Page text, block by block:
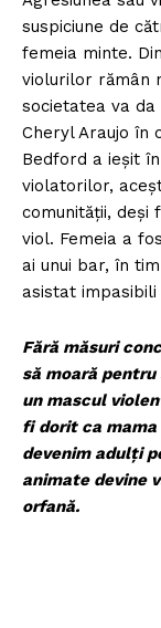
suspiciune de
femeia minte.
violurilor rămân
societatea va
Cheryl Araujo în
Bedford a ieșit
violatorilor,
comunității, deși
viol. Femeia a
ai unui bar, în
asistat
Fără măsuri
să moară
un mascul
fi dorit ca mama
devenim adulți
animate devine
orfană.